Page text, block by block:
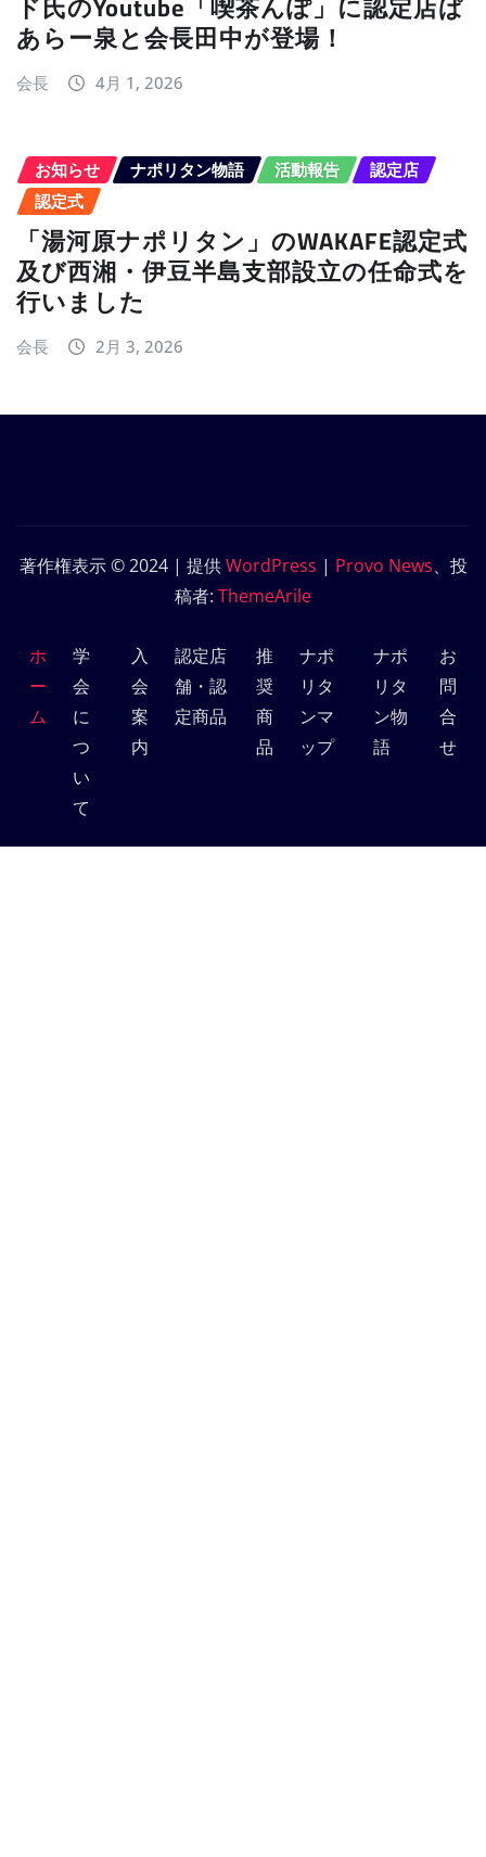
あらー泉と会長田中が登場！
会長 4月 1, 2026
お知らせ ナポリタン物語 活動報告
認定店
認定式
「湯河原ナポリタン」のWAKAFE認定式
及び西湘・伊豆半島支部設立の任命式を
行いました
会長 2月 3, 2026
著作権表示 © 2024 | 提供WordPress | Provo News、投
稿者: ThemeArile
ホ
ー
ム
学
会
に
つ
い
て
入
会
案
内
認定店
舗・認
定商品
推
奨
商
品
ナポ
リタ
ンマ
ップ
ナポ
リタ
ン物
語
お
問
合
せ